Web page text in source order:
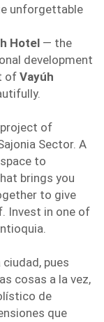
unforgettable
Hotel — the
development
of Vayúh
of
Sector. A
to
brings you
to give
Invest in one of
pues
cosas a la vez,
de
que